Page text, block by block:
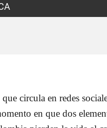
circula en redes
en que dos